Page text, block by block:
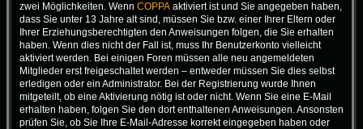
zwei Möglichkeiten. Wenn COPPA aktiviert ist und Sie angegeben haben,
dass Sie unter 13 Jahre alt sind, müssen Sie bzw. einer Ihrer Eltern oder
Ihrer Erziehungsberechtigten den Anweisungen folgen, die Sie erhalten
haben. Wenn dies nicht der Fall ist, muss Ihr Benutzerkonto vielleicht
aktiviert werden. Bei einigen Foren müssen alle neu angemeldeten
Mitglieder erst freigeschaltet werden – entweder müssen Sie dies selbst
erledigen oder ein Administrator. Bei der Registrierung wurde Ihnen
mitgeteilt, ob eine Aktivierung nötig ist oder nicht. Wenn Sie eine E-Mail
erhalten haben, folgen Sie den dort enthaltenen Anweisungen. Ansonsten
prüfen Sie, ob Sie Ihre E-Mail-Adresse korrekt eingegeben haben oder